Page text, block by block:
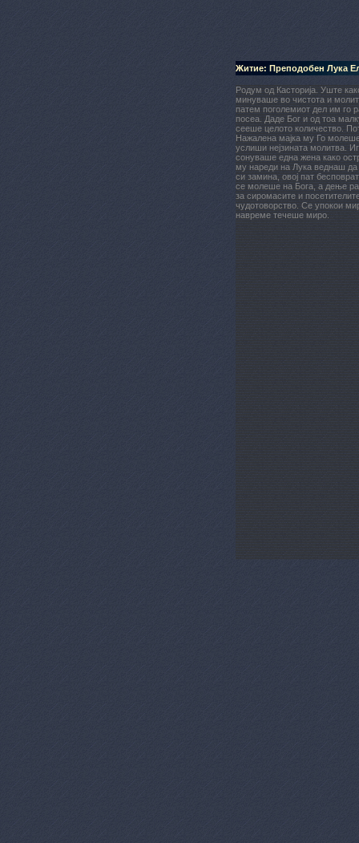
Житие: Преподобен Лука
Родум од Касторија. Уште
минуваше во чистота и
патем поголемиот дел им го
посеа. Даде Бог и од тоа
сееше целото количество.
Нажалена мајка му Го молеше
услиши нејзината молитва.
сонуваше една жена како
му нареди на Лука веднаш да
си замина, овој пат
се молеше на Бога, а дење
за сиромасите и
чудотоворство. Се упокои
навреме течеше миро.